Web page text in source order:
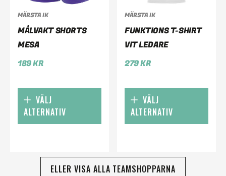
MÄRSTA IK
MÅLVAKT SHORTS
MESA
189KR
VÄLJ
ALTERNATIV
MÄRSTA IK
FUNKTIONS T-SHIRT
VIT LEDARE
279KR
VÄLJ
ALTERNATIV
ELLER VISA ALLA TEAMSHOPPARNA